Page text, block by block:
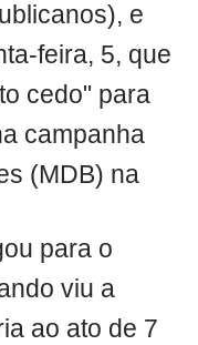
e
feira, 5, que
cedo" para
campanha
(MDB) na
para o
viu a
ao ato de 7